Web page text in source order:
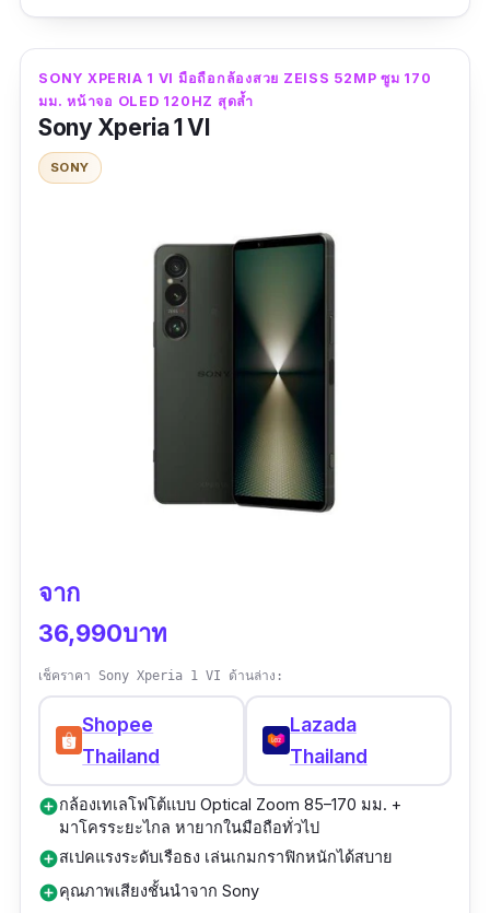
ครอบคลุมการเชื่อมต่อยุคใหม่ ครบเครื่องสำหรับ
คนที่ต้องการมือถือกล้องดีที่สุดในทุกด้าน
ทำงานบน OxygenOS 15 บน Android 15 ให้
รองรับการอัปเดตอย่างต่อเนื่อง
กล้องหลัง 3 ตัว: กล้องหลัก 50MP (Sony
LYT-808) + กล้องเทเลโฟโต้ 50MP ซูม
Optical 3X, ซูมดิจิตอลสูงสุด 120X + กล้อง
Ultrawide 50MP
กล้องหน้า 32MP (Sony IMX615) รองรับวิดีโอ
Steady Video, Dolby Vision
หน้าจอ ProXDR QHD+ 6.82 นิ้ว ความสว่าง
ชิป Snapdragon 8 Elite Mobile Platform
ความเร็ว 32GHz
RAM 12/16GB + ROM 256/512GB (UFS
4.0)
แบตเตอรี่ 6000mAh รองรับชาร์จไว 100W
และชาร์จไร้สาย 50W
โทรศัพท์กล้องสวยที่พัฒนามาเพื่อตอบโจทย์คนรัก
การถ่ายภาพ Huawei Pura 70 มีกล้องหลัก Ultra
Lighting 50MP f/1.4~f/4.0 ที่มาพร้อม OIS ปรับรู
รับแสงได้กว้างถึง f/1.4 ช่วยให้เก็บแสงในที่มืดได้
อย่างดีเยี่ยม และให้โบเก้สวยเป็นธรรมชาติ
5X และ Digital Zoom สูงสุด 50X ช่วยให้ถ่ายภาพ
ระยะไกลได้ชัดระดับมือถือกล้องดีที่สุดในตลาด
หน้าจอ LTPO OLED ขนาด 6.6 นิ้ว ความละเอียด
2760×1256 พิกเซล อัตรารีเฟรช 1-120Hz พร้อม
ความหนาแน่น 460ppi แสดงผลสีสันสวยสมจริง
ด้วย 1.07 พันล้านสี เหมาะกับคนที่ใช้มือถือถ่ายรูป
สวยและดูภาพ/วิดีโอคุณภาพสูง
ลื่นไหลสำหรับทุกการใช้งาน รวมถึงการประมวล
กล้องหน้า 13MP มุมกว้างพร้อมโหมด Smart
Eye-tracking, Portrait, Panorama และวิดีโอ 4K
เหมาะกับสายเซลฟี่ที่ต้องการภาพคมชัดทุกช็อต
แบตเตอรี่ 4900mAh รองรับ HUAWEI
SuperCharge 66W และชาร์จไร้สาย 50W ช่วย
ให้คุณถ่ายภาพหรือทำงานต่อเนื่องได้โดยไม่ต้อง
พะวงเรื่องแบตหมด
SONY XPERIA 1 VI มือถือกล้องสวย ZEISS 52MP ซูม 170
มม. หน้าจอ OLED 120HZ สุดล้ำ
Sony Xperia 1 VI
SONY
จาก
36,990บาท
เช็คราคา Sony Xperia 1 VI ด้านล่าง:
Shopee
Thailand
Lazada
Thailand
add_circleกล้องเทเลโฟโต้แบบ Optical Zoom 85–170 มม. +
มาโครระยะไกล หายากในมือถือทั่วไป
add_circleสเปคแรงระดับเรือธง เล่นเกมกราฟิกหนักได้สบาย
add_circleคุณภาพเสียงชั้นนำจาก Sony